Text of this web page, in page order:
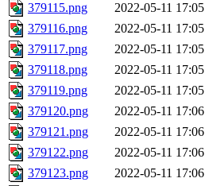
379115.png
2022-05-11 17:05
379116.png
2022-05-11 17:05
379117.png
2022-05-11 17:05
379118.png
2022-05-11 17:05
379119.png
2022-05-11 17:05
379120.png
2022-05-11 17:06
379121.png
2022-05-11 17:06
379122.png
2022-05-11 17:06
379123.png
2022-05-11 17:06